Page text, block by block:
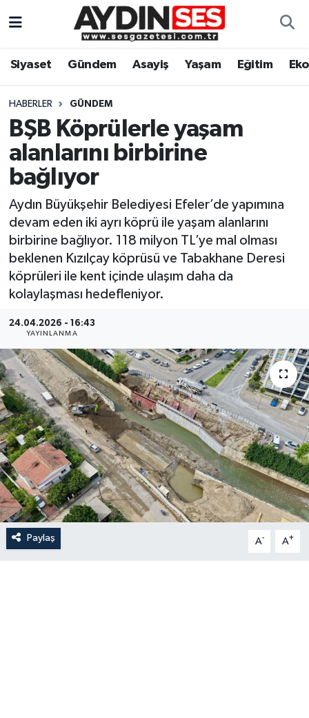
Siyaset Gündem Asayiş Yaşam Eğitim
HABERLER GÜNDEM
BŞB Köprülerle yaşam
alanlarını birbirine
bağlıyor
Aydın Büyükşehir Belediyesi Efeler’de yapımına
devam eden iki ayrı köprü ile yaşam alanlarını
birbirine bağlıyor. 118 milyon TL’ye mal olması
beklenen Kızılçay köprüsü ve Tabakhane Deresi
köprüleri ile kent içinde ulaşım daha da
kolaylaşması hedefleniyor.
24.04.2026 - 16:43
YAYINLANMA
Paylaş A- A+
Gündem
Siyaset
Ekonomi
Yaşam
Eğitim
Kültür Sanat
Spor
Aydın Hava Durumu
Aydin Namaz Vakitleri
Aydın Trafik Yoğunluk Haritası
Süper Lig Puan Durumu ve Fikstür
Tüm Manşetler
Son Dakika Haberleri
Haber Arşivi